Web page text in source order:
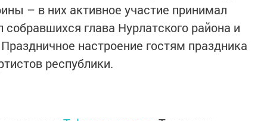
– в них активное участие принимал
глава Нурлатского района и
настроение гостям праздника
республики.